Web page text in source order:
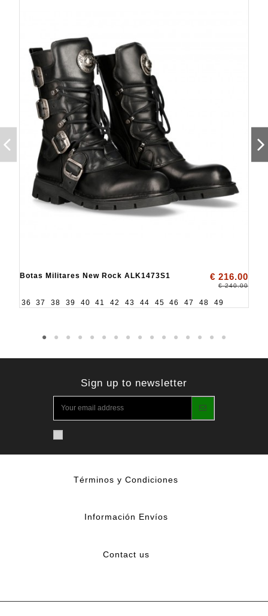
Botas Militares New Rock ALK1473S1 € 216.00
€ 240.00
36 37 38 39 40 41 42 43 44 45 46 47 48 49
Sign up to newsletter
Términos y Condiciones
Información Envíos
Contact us